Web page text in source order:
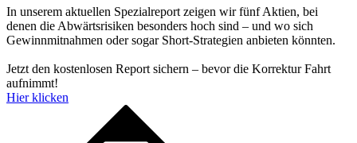
In unserem aktuellen Spezialreport zeigen wir fünf Aktien, bei
denen die Abwärtsrisiken besonders hoch sind – und wo sich
Gewinnmitnahmen oder sogar Short-Strategien anbieten könnten.
Jetzt den kostenlosen Report sichern – bevor die Korrektur Fahrt
aufnimmt!
Hier klicken